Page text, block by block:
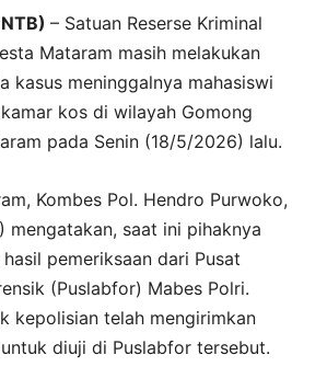
– Satuan Reserse Kriminal
Mataram masih melakukan
kasus meninggalnya mahasiswi
kos di wilayah Gomong
pada Senin (18/5/2026) lalu.
Kombes Pol. Hendro Purwoko,
mengatakan, saat ini pihaknya
pemeriksaan dari Pusat
(Puslabfor) Mabes Polri.
kepolisian telah mengirimkan
diuji di Puslabfor tersebut.